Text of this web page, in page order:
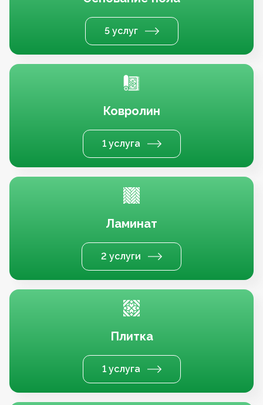
5 услуг
Ковролин
1 услуга
Ламинат
2 услуги
Плитка
1 услуга